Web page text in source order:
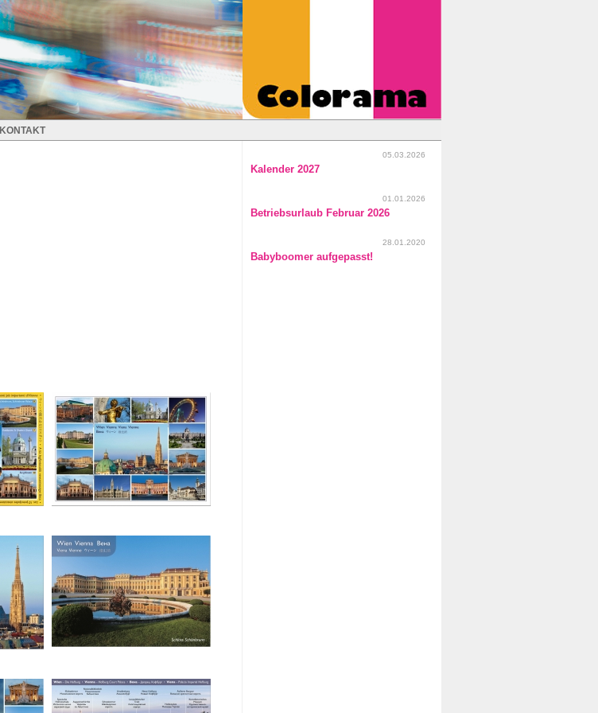
KONTAKT
05.03.2026
Kalender 2027
01.01.2026
Betriebsurlaub Februar 2026
28.01.2020
Babyboomer aufgepasst!